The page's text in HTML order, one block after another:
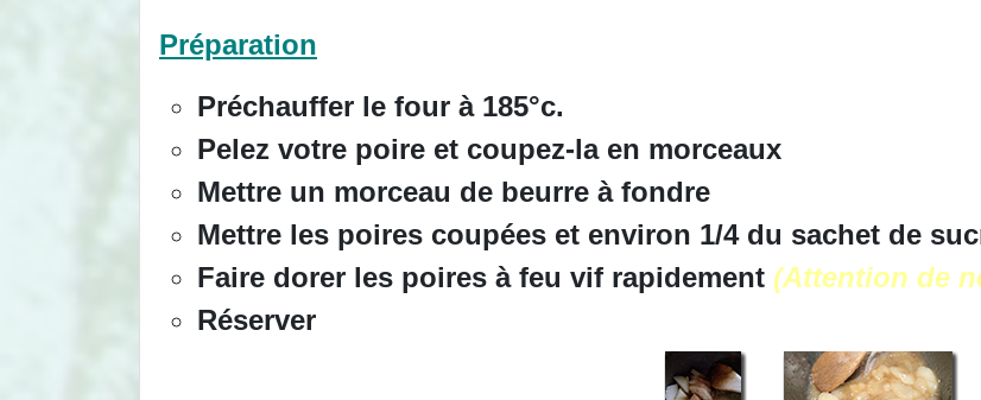
Préparation
Préchauffer le four à 185°c.
Pelez votre poire et coupez-la en morceaux
Mettre un morceau de beurre à fondre
Mettre les poires coupées et environ 1/4 du sachet de
Faire dorer les poires à feu vif rapidement (Attention de
Réserver